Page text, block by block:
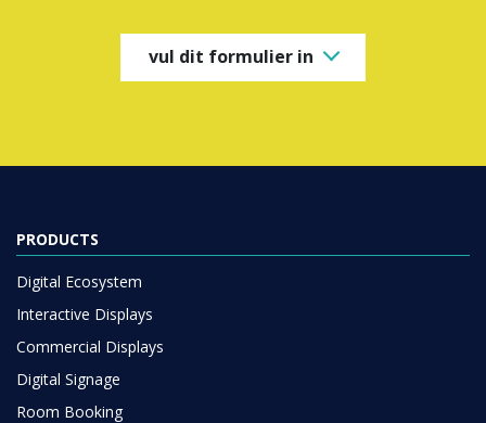
vul dit formulier in
PRODUCTS
Digital Ecosystem
Interactive Displays
Commercial Displays
Digital Signage
Room Booking